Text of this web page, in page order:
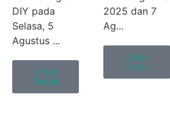
DIY pada
Selasa, 5
Agustus ...
Lihat
Detail
2025 dan 7
Ag...
Lihat
Detail